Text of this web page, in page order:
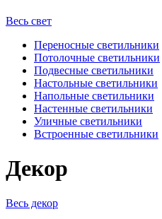
Весь свет
Переносные светильники
Потолочные светильники
Подвесные светильники
Настольные светильники
Напольные светильники
Настенные светильники
Уличные светильники
Встроенные светильники
Декор
Весь декор